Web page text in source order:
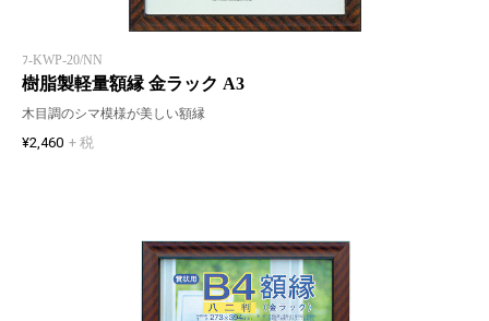
ﾌ-KWP-20/NN
樹脂製軽量額縁 金ラック A3
木目調のシマ模様が美しい額縁
¥2,460 + 税